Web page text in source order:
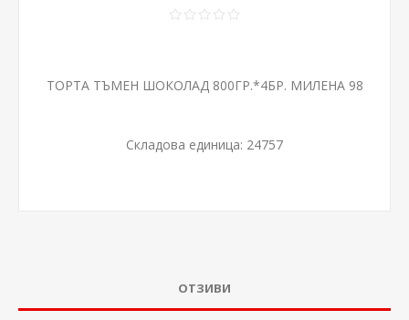
ТОРТА ТЪМЕН ШОКОЛАД 800ГР.*4БР. МИЛЕНА 98
Складова единица: 24757
ОТЗИВИ